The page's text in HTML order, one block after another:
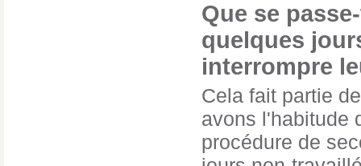
Que se
quelques
interrompre
Cela fait partie
avons l'habitude
procédure de